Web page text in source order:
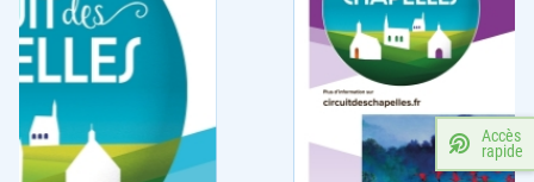
Accès
rapide